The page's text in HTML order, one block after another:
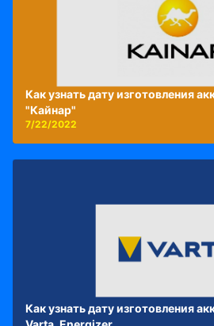
Как узнать дату изготовления
"Кайнар"
7/22/2022
Как узнать дату изготовления